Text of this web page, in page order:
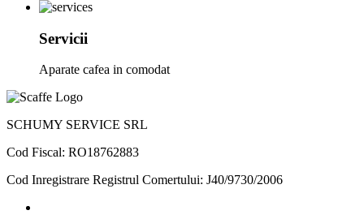
Servicii
Aparate cafea in comodat
SCHUMY SERVICE SRL
Cod Fiscal: RO18762883
Cod Inregistrare Registrul Comertului: J40/9730/2006